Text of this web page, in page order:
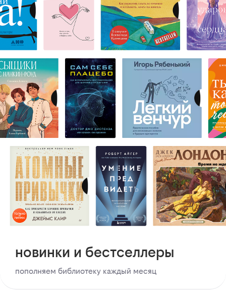
новинки и бестселлеры
пополняем библиотеку каждый месяц